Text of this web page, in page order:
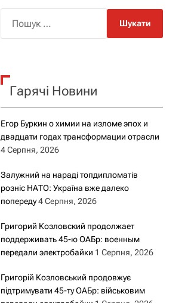
о
у
к
Гарячі Новини
Егор Буркин о химии на изломе эпох и
двадцати годах трансформации отрасли
4 Серпня, 2026
Залужний на нараді топдипломатів
розніс НАТО: Україна вже далеко
попереду 4 Серпня, 2026
Григорий Козловский продолжает
поддерживать 45-ю ОАБр: военным
передали электробайки 1 Серпня, 2026
Григорій Козловський продовжує
підтримувати 45-ту ОАБр: військовим